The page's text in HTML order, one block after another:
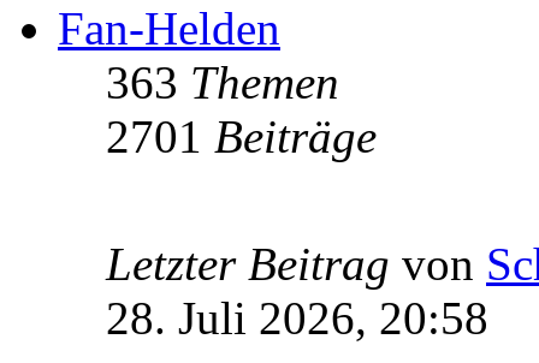
Fan-Helden
363 Themen
2701 Beiträge
Letzter Beitrag von
28. Juli 2026, 20:58